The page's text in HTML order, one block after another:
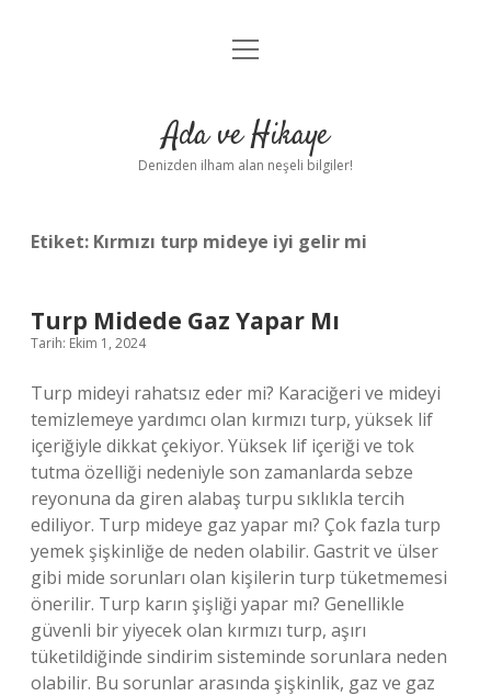
Anasayfa
Yasal Uyarı
menüyü
Ada ve Hikaye
Denizden ilham alan neşeli bilgiler!
Etiket: Kırmızı turp mideye iyi gelir mi
Turp Midede Gaz Yapar Mı
Tarih: Ekim 1, 2024
Turp mideyi rahatsız eder mi? Karaciğeri ve mideyi
temizlemeye yardımcı olan kırmızı turp, yüksek lif
içeriğiyle dikkat çekiyor. Yüksek lif içeriği ve tok
tutma özelliği nedeniyle son zamanlarda sebze
reyonuna da giren alabaş turpu sıklıkla tercih
ediliyor. Turp mideye gaz yapar mı? Çok fazla turp
yemek şişkinliğe de neden olabilir. Gastrit ve ülser
gibi mide sorunları olan kişilerin turp tüketmemesi
önerilir. Turp karın şişliği yapar mı? Genellikle
güvenli bir yiyecek olan kırmızı turp, aşırı
tüketildiğinde sindirim sisteminde sorunlara neden
olabilir. Bu sorunlar arasında şişkinlik, gaz ve gaz